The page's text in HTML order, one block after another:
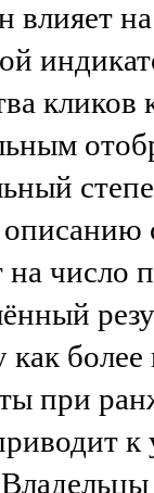
влияет
число
как
при